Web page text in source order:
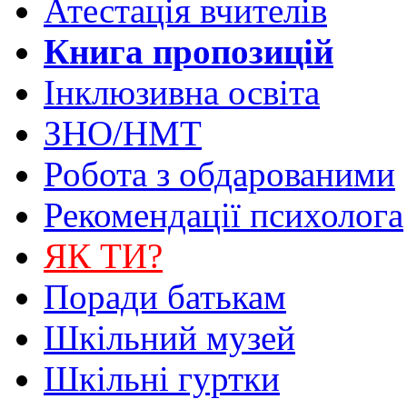
Атестація вчителів
Книга пропозицій
Інклюзивна освіта
ЗНО/НМТ
Робота з обдарованими
Рекомендації психолога
ЯК ТИ?
Поради батькам
Шкільний музей
Шкільні гуртки